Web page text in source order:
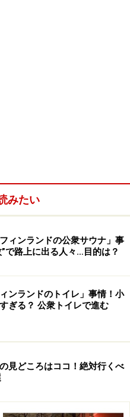
みたい
ィンランドの公衆サウナ」事
で路上に出る人々…目的は？
ンランドのトイレ」事情！小
ぎる？ 公衆トイレで進む
見どころはココ！絶対行くべ